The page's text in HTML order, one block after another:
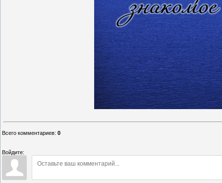
Всего комментариев: 0
Войдите: